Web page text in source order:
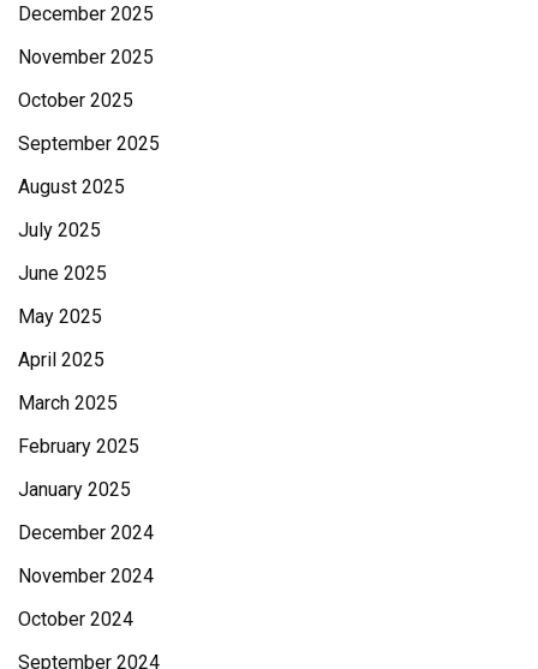
December 2025
November 2025
October 2025
September 2025
August 2025
July 2025
June 2025
May 2025
April 2025
March 2025
February 2025
January 2025
December 2024
November 2024
October 2024
September 2024